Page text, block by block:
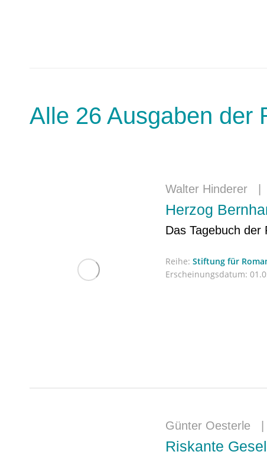
Alle 26 Ausgaben der
Walter Hinderer
Herzog
Das Tagebuch
Reihe: Stiftung für
Erscheinungsdatum:
Günter Oesterle
Riskante